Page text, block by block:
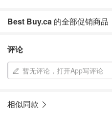
Best Buy.ca 的全部促销商品
评论
暂无评论，打开App写评论
相似同款